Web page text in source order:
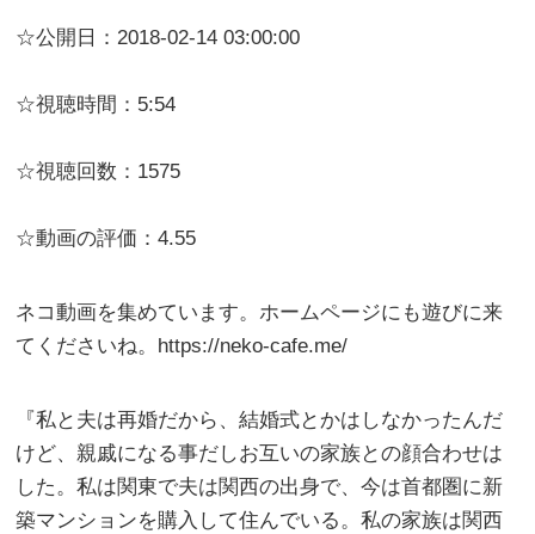
☆公開日：2018-02-14 03:00:00
☆視聴時間：5:54
☆視聴回数：1575
☆動画の評価：4.55
ネコ動画を集めています。ホームページにも遊びに来
てくださいね。https://neko-cafe.me/
『私と夫は再婚だから、結婚式とかはしなかったんだ
けど、親戚になる事だしお互いの家族との顔合わせは
した。私は関東で夫は関西の出身で、今は首都圏に新
築マンションを購入して住んでいる。私の家族は関西